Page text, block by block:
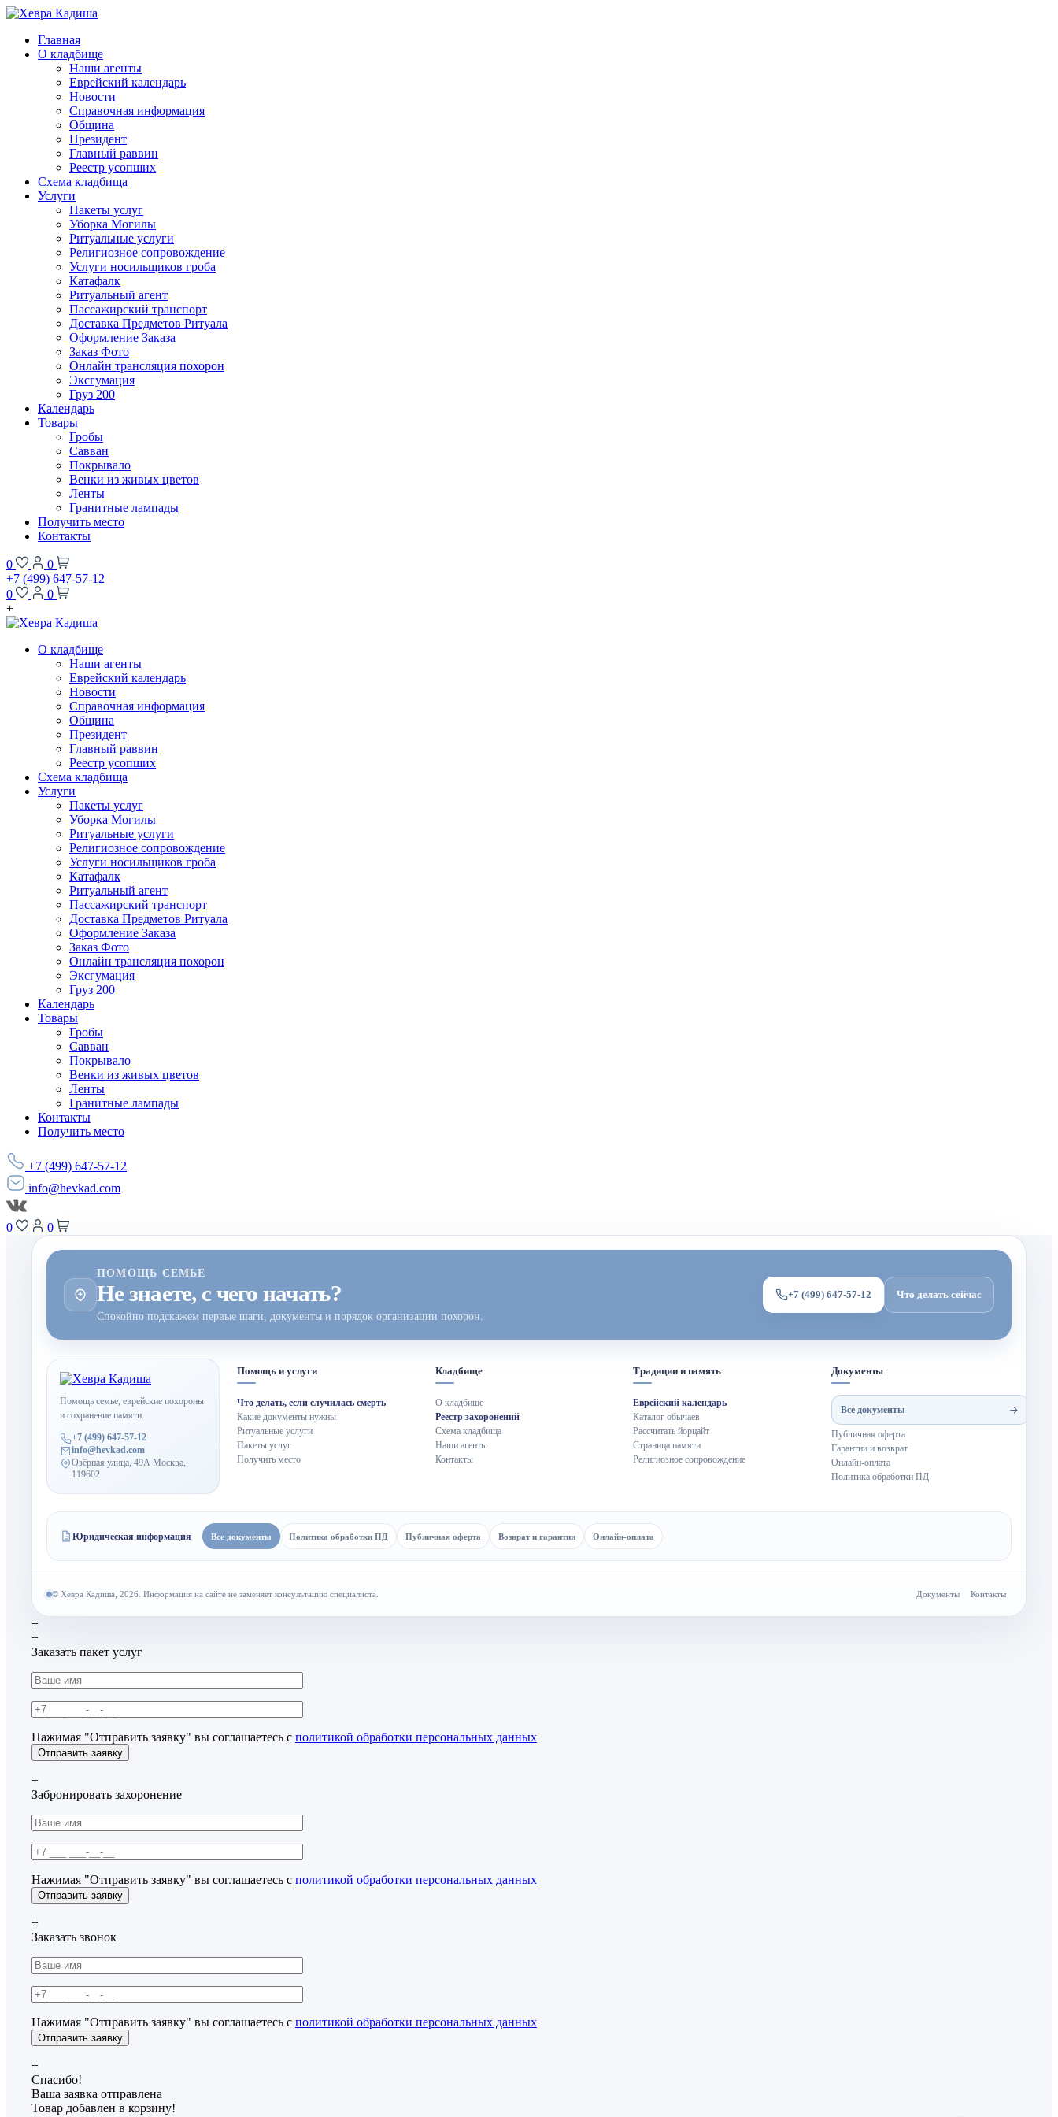
Главная
О кладбище
Наши агенты
Еврейский календарь
Новости
Справочная информация
Община
Президент
Главный раввин
Реестр усопших
Схема кладбища
Услуги
Пакеты услуг
Уборка Могилы
Ритуальные услуги
Религиозное сопровождение
Услуги носильщиков гроба
Катафалк
Ритуальный агент
Пассажирский транспорт
Доставка Предметов Ритуала
Оформление Заказа
Заказ Фото
Онлайн трансляция похорон
Эксгумация
Груз 200
Календарь
Товары
Гробы
Савван
Покрывало
Венки из живых цветов
Ленты
Гранитные лампады
Получить место
Контакты
0
0
+7 (499) 647-57-12
0
0
+
О кладбище
Наши агенты
Еврейский календарь
Новости
Справочная информация
Община
Президент
Главный раввин
Реестр усопших
Схема кладбища
Услуги
Пакеты услуг
Уборка Могилы
Ритуальные услуги
Религиозное сопровождение
Услуги носильщиков гроба
Катафалк
Ритуальный агент
Пассажирский транспорт
Доставка Предметов Ритуала
Оформление Заказа
Заказ Фото
Онлайн трансляция похорон
Эксгумация
Груз 200
Календарь
Товары
Гробы
Савван
Покрывало
Венки из живых цветов
Ленты
Гранитные лампады
Контакты
Получить место
+7 (499) 647-57-12
info@hevkad.com
0 0
ПОМОЩЬ СЕМЬЕ
Не знаете, с чего начать?
Спокойно подскажем первые шаги, документы и порядок организации похорон.
+7 (499) 647-57-12 Что делать сейчас
Помощь семье, еврейские похороны
и сохранение памяти.
+7 (499) 647-57-12
info@hevkad.com
Озёрная улица, 49А Москва,
119602
Помощь и услуги
Что делать, если случилась смерть
Какие документы нужны
Ритуальные услуги
Пакеты услуг
Получить место
Кладбище
О кладбище
Реестр захоронений
Схема кладбища
Наши агенты
Контакты
Традиции и память
Еврейский календарь
Каталог обычаев
Рассчитать йорцайт
Страница памяти
Религиозное сопровождение
Документы
Все документы
Публичная оферта
Гарантии и возврат
Онлайн-оплата
Политика обработки ПД
Юридическая информация Все документы Политика обработки ПД Публичная оферта Возврат и гарантии Онлайн-оплата
© Хевра Кадиша, 2026. Информация на сайте не заменяет консультацию специалиста. Документы Контакты
+
+
Заказать пакет услуг
Нажимая "Отправить заявку" вы соглашаетесь с политикой обработки персональных данных
+
Забронировать захоронение
Нажимая "Отправить заявку" вы соглашаетесь с политикой обработки персональных данных
+
Заказать звонок
Нажимая "Отправить заявку" вы соглашаетесь с политикой обработки персональных данных
+
Спасибо!
Ваша заявка отправлена
Товар добавлен в корзину!